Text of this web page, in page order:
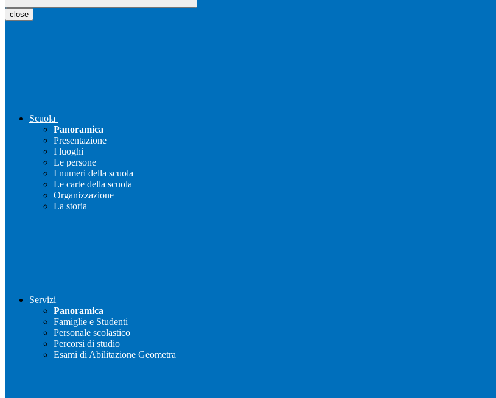
close
Scuola
Panoramica
Presentazione
I luoghi
Le persone
I numeri della scuola
Le carte della scuola
Organizzazione
La storia
Servizi
Panoramica
Famiglie e Studenti
Personale scolastico
Percorsi di studio
Esami di Abilitazione Geometra